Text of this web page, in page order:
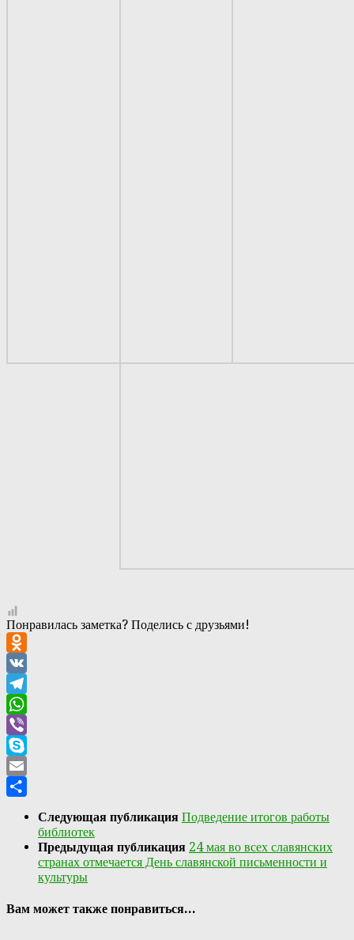
Понравилась заметка? Поделись с друзьями!
Odnoklassniki
VK
Telegram
WhatsApp
Viber
Skype
Email
Следующая публикация Подведение итогов работы
библиотек
Предыдущая публикация 24 мая во всех славянских
странах отмечается День славянской письменности и
культуры
Вам может также понравиться...